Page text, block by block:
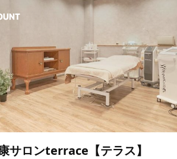
サロンterrace【テラス】